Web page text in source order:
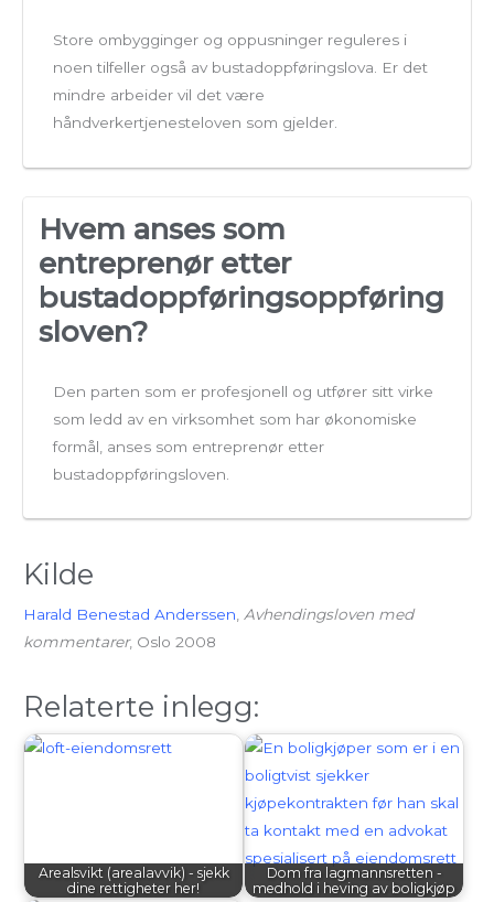
Store ombygginger og oppusninger reguleres i
noen tilfeller også av bustadoppføringslova. Er det
mindre arbeider vil det være
håndverkertjenesteloven som gjelder.
Hvem anses som
entreprenør etter
bustadoppføringsoppføring
sloven?
Den parten som er profesjonell og utfører sitt virke
som ledd av en virksomhet som har økonomiske
formål, anses som entreprenør etter
bustadoppføringsloven.
Kilde
Harald Benestad Anderssen,Avhendingsloven med
kommentarer, Oslo 2008
Relaterte inlegg:
Arealsvikt (arealavvik) - sjekk
dine rettigheter her!
Dom fra lagmannsretten -
medhold i heving av boligkjøp